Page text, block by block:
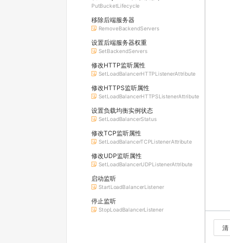
PutBucketLifecycle
移除后端服务器
RemoveBackendServers
设置后端服务器权重
SetBackendServers
修改HTTP监听属性
SetLoadBalancerHTTPListenerAttribute
修改HTTPS监听属性
SetLoadBalancerHTTPSListenerAttribute
设置负载均衡实例状态
SetLoadBalancerStatus
修改TCP监听属性
SetLoadBalancerTCPListenerAttribute
修改UDP监听属性
SetLoadBalancerUDPListenerAttribute
启动监听
StartLoadBalancerListener
停止监听
StopLoadBalancerListener
清